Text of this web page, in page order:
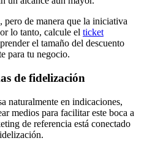
pero de manera que la iniciativa
lo tanto, calcule el ticket
el tamaño del descuento
para tu negocio.
de fidelización
naturalmente en indicaciones,
medios para facilitar este boca a
de referencia está conectado